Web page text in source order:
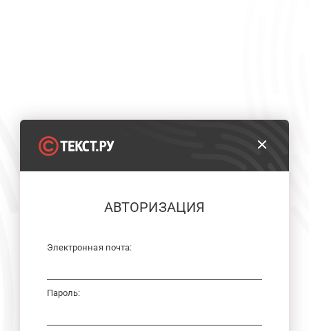
АВТОРИЗАЦИЯ
Электронная почта:
Пароль: